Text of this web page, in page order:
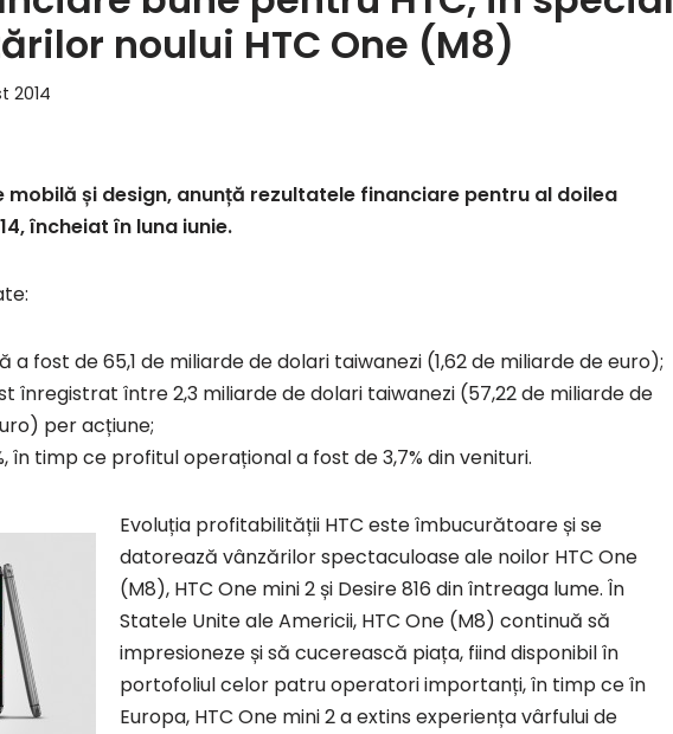
noului HTC One (M8)
2014
mobilă și design, anunță rezultatele financiare pentru al doilea
încheiat în luna iunie.
fost de 65,1 de miliarde de dolari taiwanezi (1,62 de miliarde de euro);
înregistrat între 2,3 miliarde de dolari taiwanezi (57,22 de miliarde de
per acțiune;
în timp ce profitul operațional a fost de 3,7% din venituri.
Evoluția profitabilității HTC este îmbucurătoare și se
datorează vânzărilor spectaculoase ale noilor HTC One
(M8), HTC One mini 2 și Desire 816 din întreaga lume. În
Statele Unite ale Americii, HTC One (M8) continuă să
impresioneze și să cucerească piața, fiind disponibil în
portofoliul celor patru operatori importanți, în timp ce în
Europa, HTC One mini 2 a extins experiența vârfului de